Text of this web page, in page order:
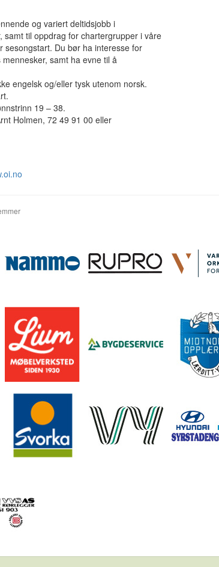
og variert deltidsjobb i
til oppdrag for chartergrupper i våre
sesongstart. Du bør ha interesse for
samt ha evne til å
engelsk og/eller tysk utenom norsk.
19 – 38.
Holmen, 72 49 91 00 eller